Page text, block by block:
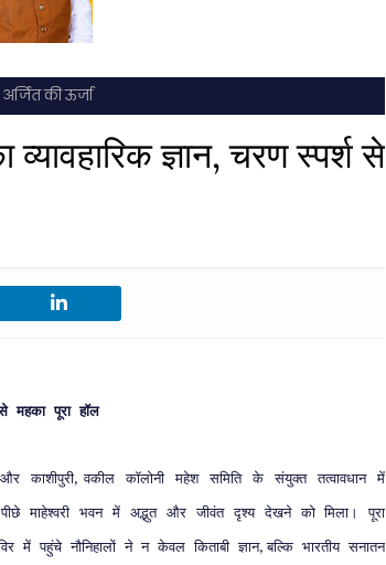
की ऊर्जा
ज्ञान, चरण स्पर्श से
महका पूरा हॉल
और काशीपुरी,वकील कॉलोनी महेश समिति के संयुक्त तत्वावधान में
पीछे माहेश्वरी भवन में अद्भुत और जीवंत दृश्य देखने को मिला। पूरा
में पहुंचे नौनिहालों ने न केवल किताबी ज्ञान,बल्कि भारतीय सनातन